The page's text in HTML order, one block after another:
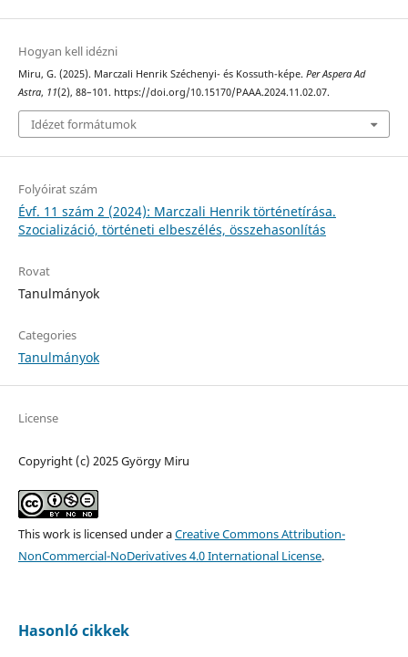
Hogyan kell idézni
Miru, G. (2025). Marczali Henrik Széchenyi- és Kossuth-képe. Per Aspera Ad
Astra, 11(2), 88–101. https://doi.org/10.15170/PAAA.2024.11.02.07.
Idézet formátumok
Folyóirat szám
Évf. 11 szám 2 (2024): Marczali Henrik történetírása.
Szocializáció, történeti elbeszélés, összehasonlítás
Rovat
Tanulmányok
Categories
Tanulmányok
License
Copyright (c) 2025 György Miru
This work is licensed under aCreative Commons Attribution-
NonCommercial-NoDerivatives 4.0 International License.
Hasonló cikkek